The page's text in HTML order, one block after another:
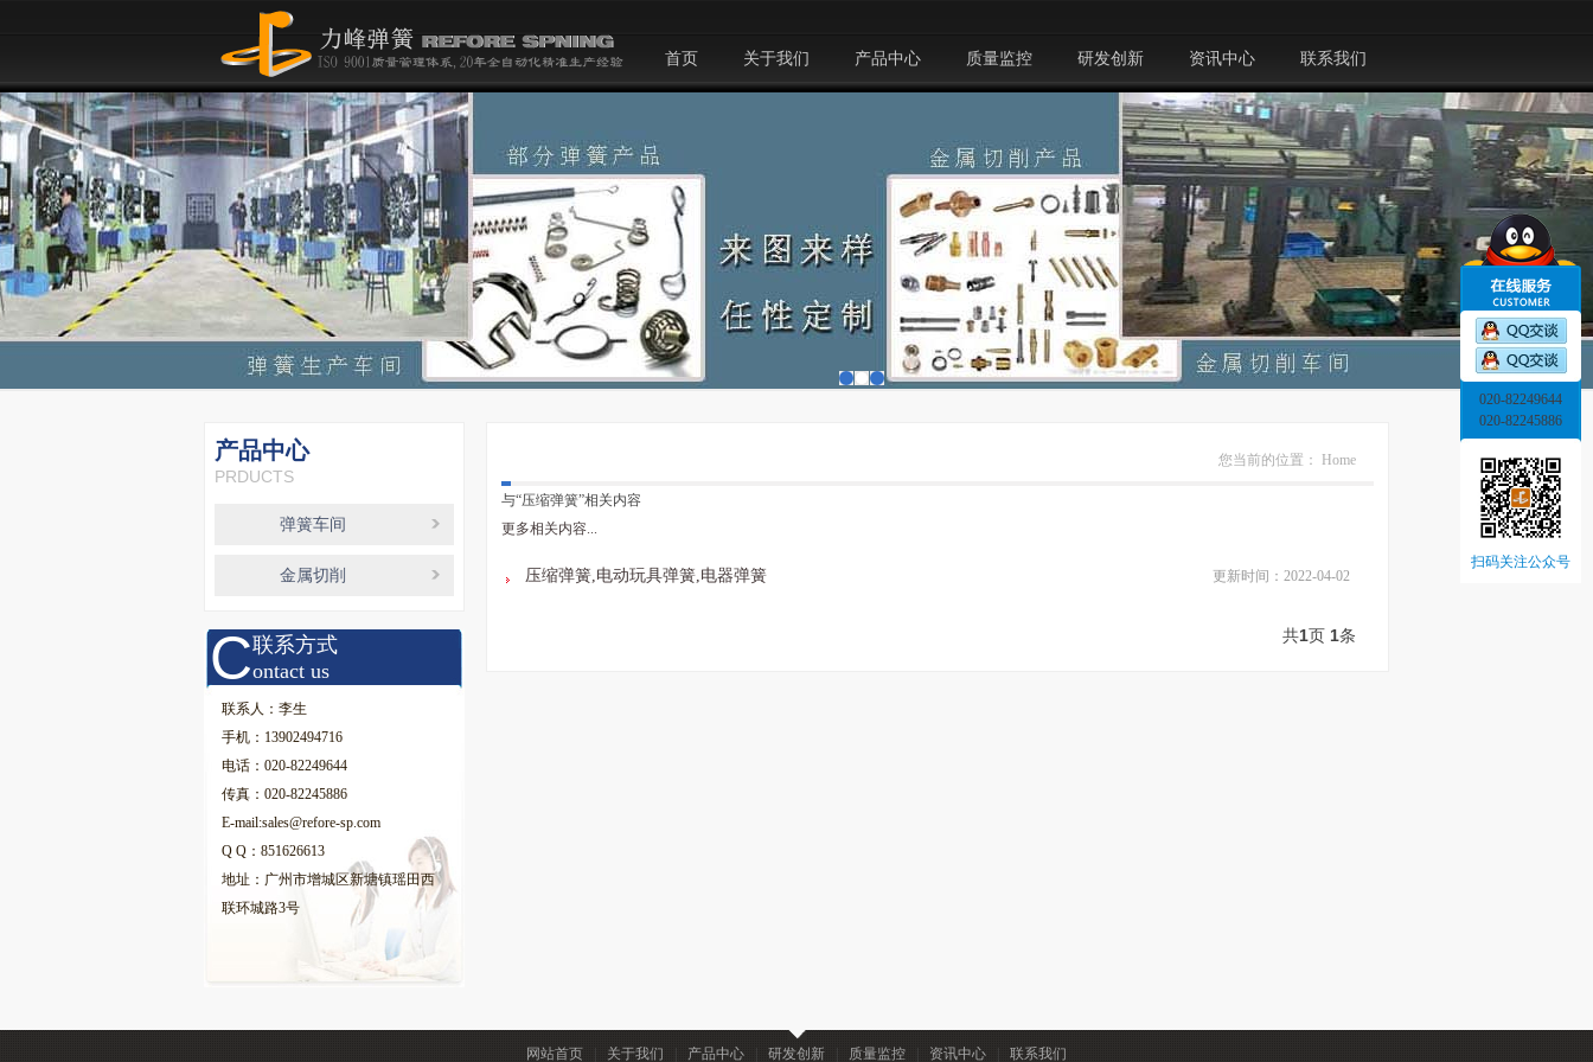
首页 关于我们 产品中心 质量监控 研发创新 资讯中心 联系我们
产品中心
PRDUCTS
弹簧车间
金属切削
C联系方式
ontact us
联系人：李生
手机：13902494716
电话：020-82249644
传真：020-82245886
E-mail:sales@refore-sp.com
Q Q：851626613
地址：广州市增城区新塘镇瑶田西
联环城路3号
您当前的位置： Home
与“压缩弹簧”相关内容
更多相关内容...
压缩弹簧,电动玩具弹簧,电器弹簧 更新时间：2022-04-02
共1页 1条
网站首页 关于我们 产品中心 研发创新 质量监控 资讯中心 联系我们
020-82249644
020-82245886
扫码关注公众号